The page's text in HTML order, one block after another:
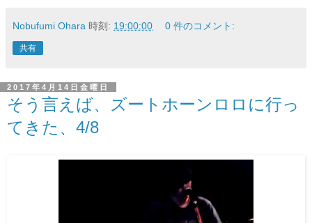
Nobufumi Ohara 時刻: 19:00:00 0 件のコメント:
共有
2017年4月14日金曜日
そう言えば、ズートホーンロロに行っ
てきた、4/8